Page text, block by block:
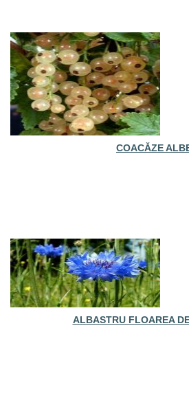
COACĂZE
ALBASTRU FLOAREA